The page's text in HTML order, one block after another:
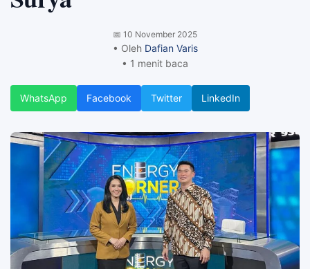
📅 10 November 2025
• Oleh Dafian Varis
• 1 menit baca
WhatsApp Facebook Twitter LinkedIn